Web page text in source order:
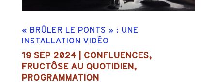
« BRÛLER LE PONTS » : UNE
INSTALLATION VIDÉO
19 SEP 2024 CONFLUENCES,
FRUCTÔSE AU QUOTIDIEN,
PROGRAMMATION